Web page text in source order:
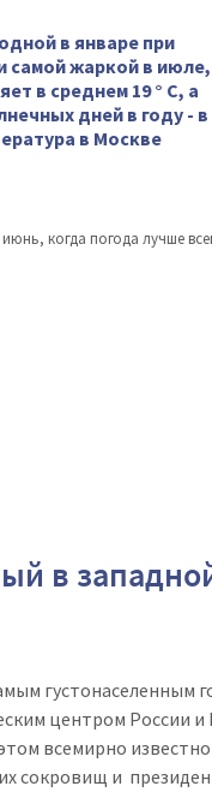
в январе при
самой жаркой в июле,
в среднем 19 ° C, а
дней в году - в
в Москве
когда погода лучше
в
густонаселенным
центром России
всемирно
сокровищ и